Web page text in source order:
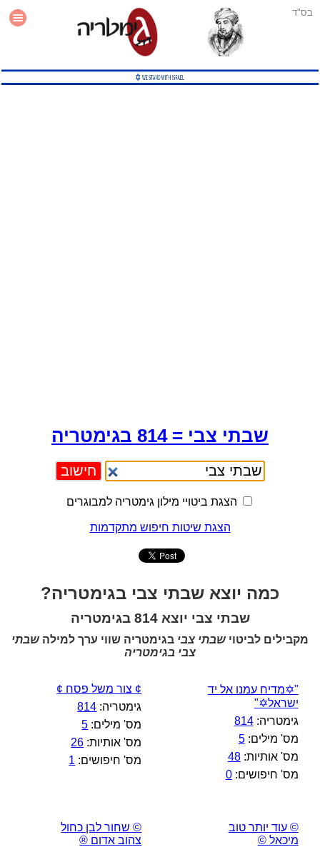
בס"ד
עזרה
שבתי צבי = 814 בגימטריה
הצגת ביטויי מילון גימטריה למבוגרים
הצגת שיטות חיפוש מתקדמות
כמה יוצא שבתי צבי בגימטריה?
שבתי צבי יוצא 814 בגימטריה
מקבילים לביטוישבתי צבי בגימטריה שווי ערך למילהשבתי
צבי בגימטריה
"✡מדיח עמנו אל יד
ישראל✡"
גימטריה:814
מס' מילים:5
מס' אותיות:48
מס' חיפושים:0
¢ צור משל פסח ¢
גימטריה: 814
מס' מילים: 5
מס' אותיות: 26
מס' חיפושים: 1
© עוד יותר טוב
מיכאל ©
© שחור לבן כחול
צהוב אדום ®